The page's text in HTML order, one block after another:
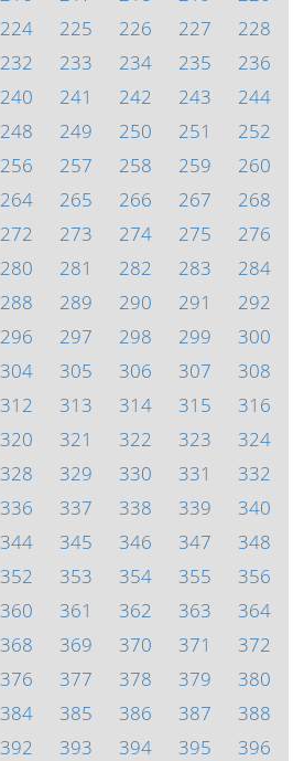
224 225 226 227
228
232 233 234 235
236
240 241 242 243
244
248 249 250 251
252
256 257 258 259
260
264 265 266 267
268
272 273 274 275
276
280 281 282 283
284
288 289 290 291
292
296 297 298 299
300
304 305 306 307
308
312 313 314 315
316
320 321 322 323
324
328 329 330 331
332
336 337 338 339
340
344 345 346 347
348
352 353 354 355
356
360 361 362 363
364
368 369 370 371
372
376 377 378 379
380
384 385 386 387
388
392 393 394 395
396